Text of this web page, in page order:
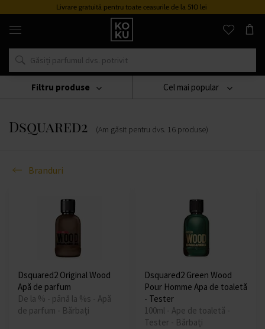
Livrare gratuită pentru toate ceasurile de la 510 lei
Parfumuri
ceasuri
originale
într-
singur
loc
Branduri Dsquared2
Dsquared2 (Am găsit pentru dvs. 16 produse)
Cel mai popular
Branduri
Filtru produse
Dsquared2 Original Wood
Apă de parfum
De la % - până la %s - Apă
de parfum - Bărbați
Dsquared2 Green Wood
Pour Homme Apa de toaletă
- Tester
100ml - Ape de toaletă -
Tester - Bărbați